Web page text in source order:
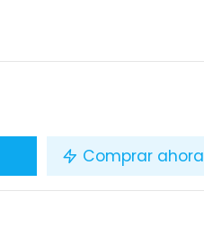
Comprar ahora